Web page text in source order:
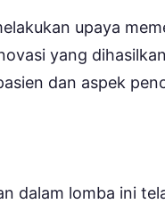
upaya
yang
dan aspek
dalam lomba ini